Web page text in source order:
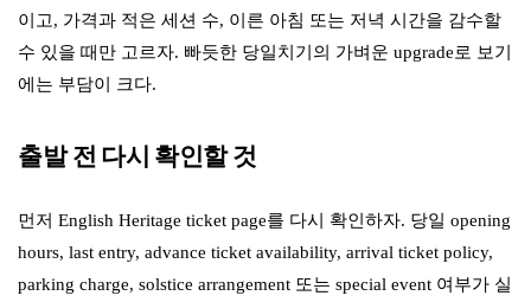
이고, 가격과 적은 세션 수, 이른 아침 또는 저녁 시간을 감수할
수 있을 때만 고르자. 빠듯한 당일치기의 가벼운 upgrade로 보기
에는 부담이 크다.
출발 전 다시 확인할 것
먼저 English Heritage ticket page를 다시 확인하자. 당일 opening
hours, last entry, advance ticket availability, arrival ticket policy,
parking charge, solstice arrangement 또는 special event 여부가 실